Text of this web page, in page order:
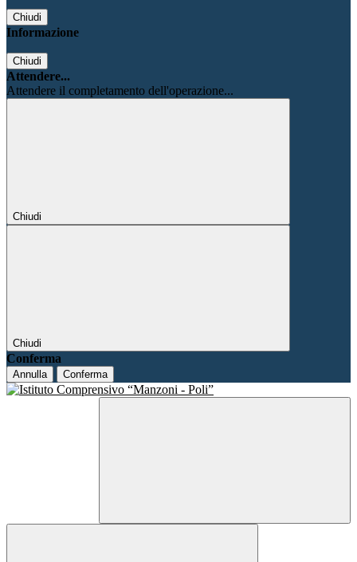
Chiudi
Informazione
Chiudi
Attendere...
Attendere il completamento dell'operazione...
Chiudi
Chiudi
Conferma
Annulla Conferma